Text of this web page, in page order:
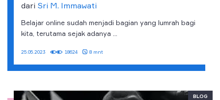
dari Sri M. Immawati
Belajar online sudah menjadi bagian yang lumrah bagi
kita, terutama sejak adanya ...
25.05.2023 18624 8 mnt
BLOG